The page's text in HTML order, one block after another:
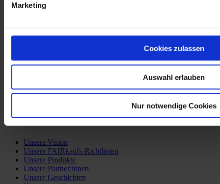
Marketing
Cookies zulassen
Auswahl erlauben
Nur notwendige Cookies
Kund:innen-Service
Vertrag widerrufen
Impressum
Über SCHÖN&GUT
Unsere Vision
Unsere FAIRkaufs-Richtlinien
Unsere Produkte
Unsere Partner:innen
Unsere Geschichten